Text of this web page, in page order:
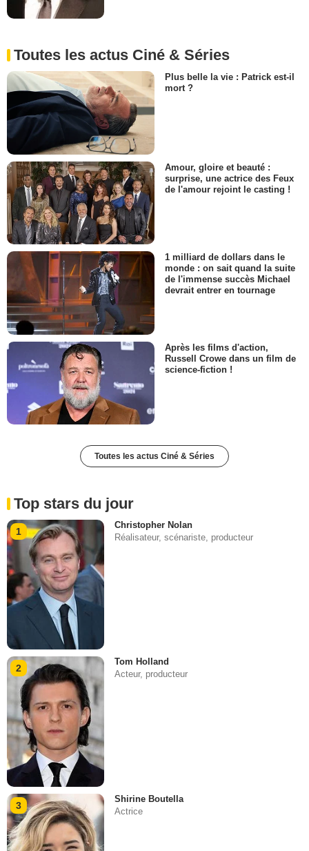
Toutes les actus Ciné & Séries
Plus belle la vie : Patrick est-il
mort ?
Amour, gloire et beauté :
surprise, une actrice des Feux
de l'amour rejoint le casting !
1 milliard de dollars dans le
monde : on sait quand la suite
de l'immense succès Michael
devrait entrer en tournage
Après les films d'action,
Russell Crowe dans un film de
science-fiction !
Toutes les actus Ciné & Séries
Top stars du jour
1
Christopher Nolan
Réalisateur, scénariste, producteur
2
Tom Holland
Acteur, producteur
3
Shirine Boutella
Actrice